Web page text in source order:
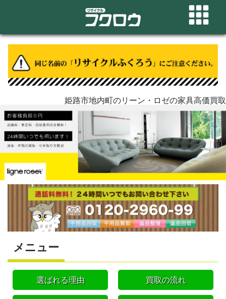
姫路市地内町のリーン・ロゼの家具高価買取
メニュー
選ばれる理由 買取の流れ